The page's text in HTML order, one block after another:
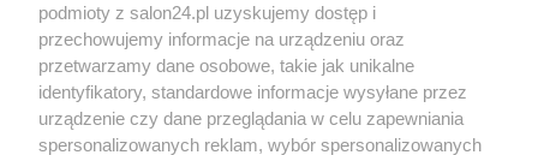
Społeczeństwo
Kultura
podmioty z salon24.pl uzyskujemy dostęp i
przechowujemy informacje na urządzeniu oraz
przetwarzamy dane osobowe, takie jak unikalne
identyfikatory, standardowe informacje wysyłane przez
urządzenie czy dane przeglądania w celu zapewniania
spersonalizowanych reklam, wybór spersonalizowanych